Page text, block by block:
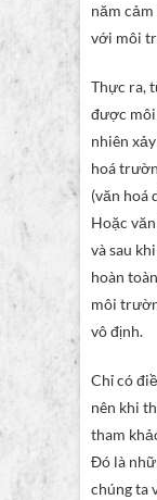
năm
với môi
Thực ra,
được
nhiên
hoá
(văn hoá
Hoặc
và sau
hoàn
môi
vô định.
Chỉ có
nên khi
tham
Đó là
chúng ta